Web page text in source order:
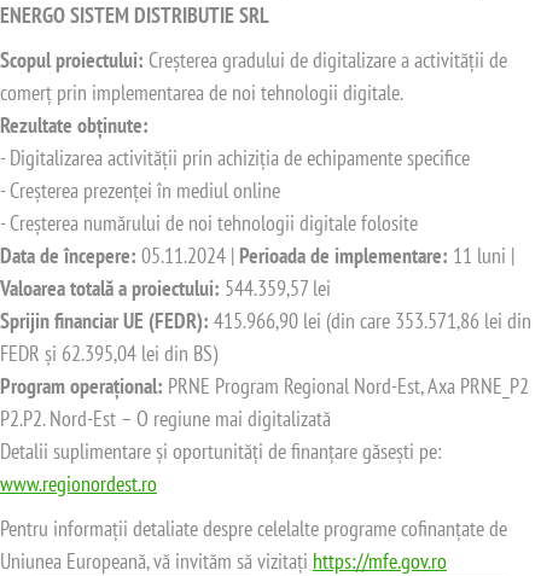
ENERGO SISTEM DISTRIBUTIE SRL
Scopul proiectului: Creșterea gradului de digitalizare a activității de
comerț prin implementarea de noi tehnologii digitale.
Rezultate obținute:
- Digitalizarea activității prin achiziția de echipamente specifice
- Creșterea prezenței în mediul online
- Creșterea numărului de noi tehnologii digitale folosite
Data de începere: 05.11.2024 | Perioada de implementare: 11 luni |
Valoarea totală a proiectului: 544.359,57 lei
Sprijin financiar UE (FEDR): 415.966,90 lei (din care 353.571,86 lei din
FEDR și 62.395,04 lei din BS)
Program operațional: PRNE Program Regional Nord-Est, Axa PRNE_P2
P2.P2. Nord-Est – O regiune mai digitalizată
Detalii suplimentare și oportunități de finanțare găsești pe:
www.regionordest.ro
Pentru informații detaliate despre celelalte programe cofinanțate de
Uniunea Europeană, vă invităm să vizitați https://mfe.gov.ro